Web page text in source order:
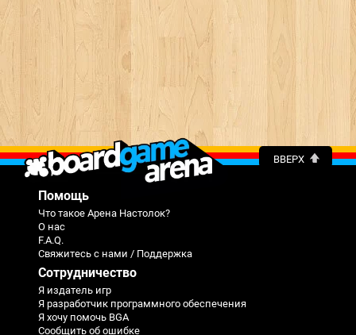
ВВЕРХ
Помощь
Что такое Арена Настолок?
О нас
F.A.Q.
Свяжитесь с нами / Поддержка
Сотрудничество
Я издатель игр
Я разработчик программного обеспечения
Я хочу помочь BGA
Сообщить об ошибке